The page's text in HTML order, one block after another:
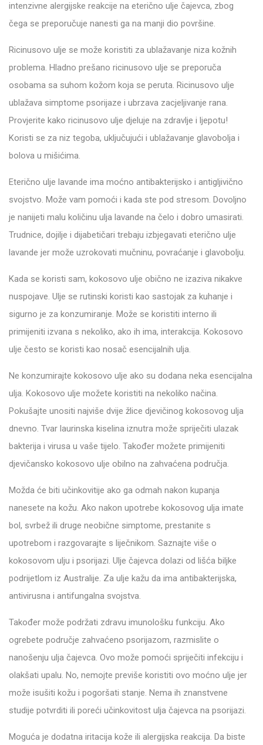
intenzivne alergijske reakcije na eterično ulje čajevca, zbog
čega se preporučuje nanesti ga na manji dio površine.
Ricinusovo ulje se može koristiti za ublažavanje niza kožnih
problema. Hladno prešano ricinusovo ulje se preporuča
osobama sa suhom kožom koja se peruta. Ricinusovo ulje
ublažava simptome psorijaze i ubrzava zacjeljivanje rana.
Provjerite kako ricinusovo ulje djeluje na zdravlje i ljepotu!
Koristi se za niz tegoba, uključujući i ublažavanje glavobolja i
bolova u mišićima.
Eterično ulje lavande ima moćno antibakterijsko i antigljivično
svojstvo. Može vam pomoći i kada ste pod stresom. Dovoljno
je nanijeti malu količinu ulja lavande na čelo i dobro umasirati.
Trudnice, dojilje i dijabetičari trebaju izbjegavati eterično ulje
lavande jer može uzrokovati mučninu, povraćanje i glavobolju.
Kada se koristi sam, kokosovo ulje obično ne izaziva nikakve
nuspojave. Ulje se rutinski koristi kao sastojak za kuhanje i
sigurno je za konzumiranje. Može se koristiti interno ili
primijeniti izvana s nekoliko, ako ih ima, interakcija. Kokosovo
ulje često se koristi kao nosač esencijalnih ulja.
Ne konzumirajte kokosovo ulje ako su dodana neka esencijalna
ulja. Kokosovo ulje možete koristiti na nekoliko načina.
Pokušajte unositi najviše dvije žlice djevičinog kokosovog ulja
dnevno. Tvar laurinska kiselina iznutra može spriječiti ulazak
bakterija i virusa u vaše tijelo. Također možete primijeniti
djevičansko kokosovo ulje obilno na zahvaćena područja.
Možda će biti učinkovitije ako ga odmah nakon kupanja
nanesete na kožu. Ako nakon upotrebe kokosovog ulja imate
bol, svrbež ili druge neobične simptome, prestanite s
upotrebom i razgovarajte s liječnikom. Saznajte više o
kokosovom ulju i psorijazi. Ulje čajevca dolazi od lišća biljke
podrijetlom iz Australije. Za ulje kažu da ima antibakterijska,
antivirusna i antifungalna svojstva.
Također može podržati zdravu imunološku funkciju. Ako
ogrebete područje zahvaćeno psorijazom, razmislite o
nanošenju ulja čajevca. Ovo može pomoći spriječiti infekciju i
olakšati upalu. No, nemojte previše koristiti ovo moćno ulje jer
može isušiti kožu i pogoršati stanje. Nema ih znanstvene
studije potvrditi ili poreći učinkovitost ulja čajevca na psorijazi.
Moguća je dodatna iritacija kože ili alergijska reakcija. Da biste